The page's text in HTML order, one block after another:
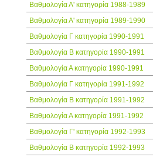
Βαθμολογία Α' κατηγορία 1988-1989
Βαθμολογία Α' κατηγορία 1989-1990
Βαθμολογία Γ κατηγορία 1990-1991
Βαθμολογία Β κατηγορία 1990-1991
Βαθμολογία Α κατηγορία 1990-1991
Βαθμολογία Γ κατηγορία 1991-1992
Βαθμολογία Β κατηγορία 1991-1992
Βαθμολογία Α κατηγορία 1991-1992
Βαθμολογία Γ' κατηγορία 1992-1993
Βαθμολογία Β κατηγορία 1992-1993